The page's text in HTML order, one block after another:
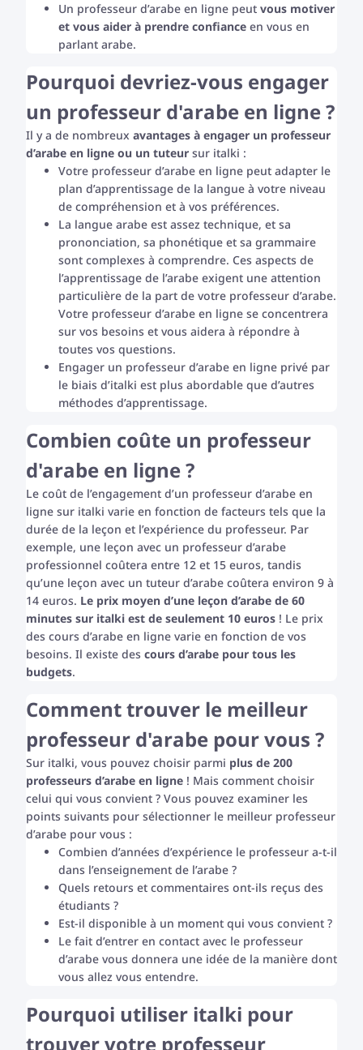
Un professeur d’arabe en ligne peut vous motiver
et vous aider à prendre confiance en vous en
parlant arabe.
Pourquoi devriez-vous engager
un professeur d'arabe en ligne ?
Il y a de nombreux avantages à engager un professeur
d’arabe en ligne ou un tuteur sur italki :
Votre professeur d’arabe en ligne peut adapter le
plan d’apprentissage de la langue à votre niveau
de compréhension et à vos préférences.
La langue arabe est assez technique, et sa
prononciation, sa phonétique et sa grammaire
sont complexes à comprendre. Ces aspects de
l’apprentissage de l’arabe exigent une attention
particulière de la part de votre professeur d’arabe.
Votre professeur d’arabe en ligne se concentrera
sur vos besoins et vous aidera à répondre à
toutes vos questions.
Engager un professeur d’arabe en ligne privé par
le biais d’italki est plus abordable que d’autres
méthodes d’apprentissage.
Combien coûte un professeur
d'arabe en ligne ?
Le coût de l’engagement d’un professeur d’arabe en
ligne sur italki varie en fonction de facteurs tels que la
durée de la leçon et l’expérience du professeur. Par
exemple, une leçon avec un professeur d’arabe
professionnel coûtera entre 12 et 15 euros, tandis
qu’une leçon avec un tuteur d’arabe coûtera environ 9 à
14 euros. Le prix moyen d’une leçon d’arabe de 60
minutes sur italki est de seulement 10 euros ! Le prix
des cours d’arabe en ligne varie en fonction de vos
besoins. Il existe des cours d’arabe pour tous les
budgets.
Comment trouver le meilleur
professeur d'arabe pour vous ?
Sur italki, vous pouvez choisir parmi plus de 200
professeurs d’arabe en ligne ! Mais comment choisir
celui qui vous convient ? Vous pouvez examiner les
points suivants pour sélectionner le meilleur professeur
d’arabe pour vous :
Combien d’années d’expérience le professeur a-t-il
dans l’enseignement de l’arabe ?
Quels retours et commentaires ont-ils reçus des
étudiants ?
Est-il disponible à un moment qui vous convient ?
Le fait d’entrer en contact avec le professeur
d’arabe vous donnera une idée de la manière dont
vous allez vous entendre.
Pourquoi utiliser italki pour
trouver votre professeur